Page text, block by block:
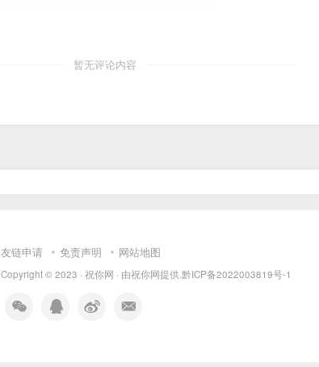
暂无评论内容
友链申请 免责声明 网站地图
Copyright © 2023 · 祝你网 · 由祝你网提供.黔ICP备2022003819号-1